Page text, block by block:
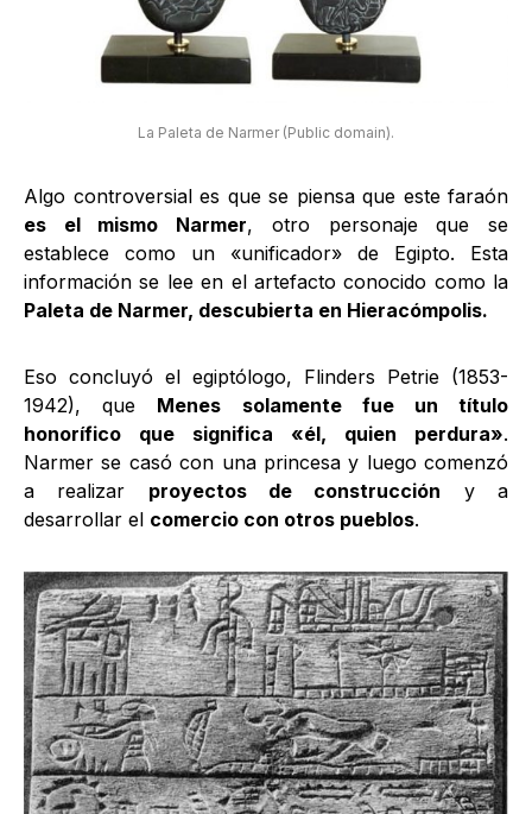
La Paleta de Narmer (Public domain).
Algo controversial es que se piensa que este faraón
es el mismo Narmer, otro personaje que se
establece como un «unificador» de Egipto. Esta
información se lee en el artefacto conocido como la
Paleta de Narmer, descubierta en Hieracómpolis.
Eso concluyó el egiptólogo, Flinders Petrie (1853-
1942), que Menes solamente fue un título
honorífico que significa «él, quien perdura».
Narmer se casó con una princesa y luego comenzó
a realizar proyectos de construcción y a
desarrollar el comercio con otros pueblos.